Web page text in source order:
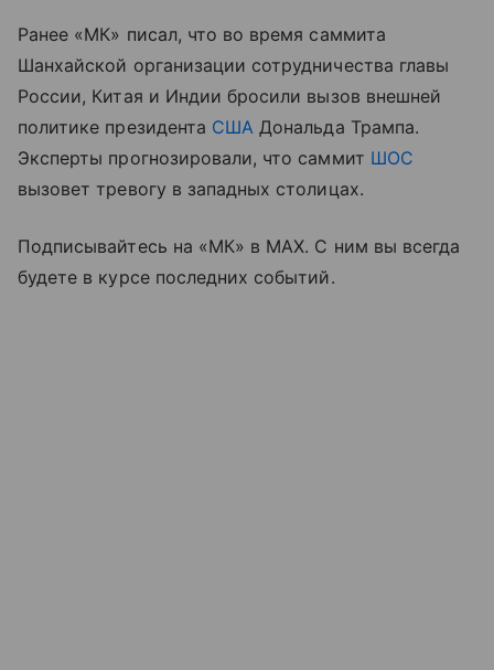
Ранее «МК» писал, что во время саммита
Шанхайской организации сотрудничества главы
России, Китая и Индии бросили вызов внешней
политике президента США Дональда Трампа.
Эксперты прогнозировали, что саммит ШОС
вызовет тревогу в западных столицах.
Подписывайтесь на «МК» в MAX. С ним вы всегда
будете в курсе последних событий.